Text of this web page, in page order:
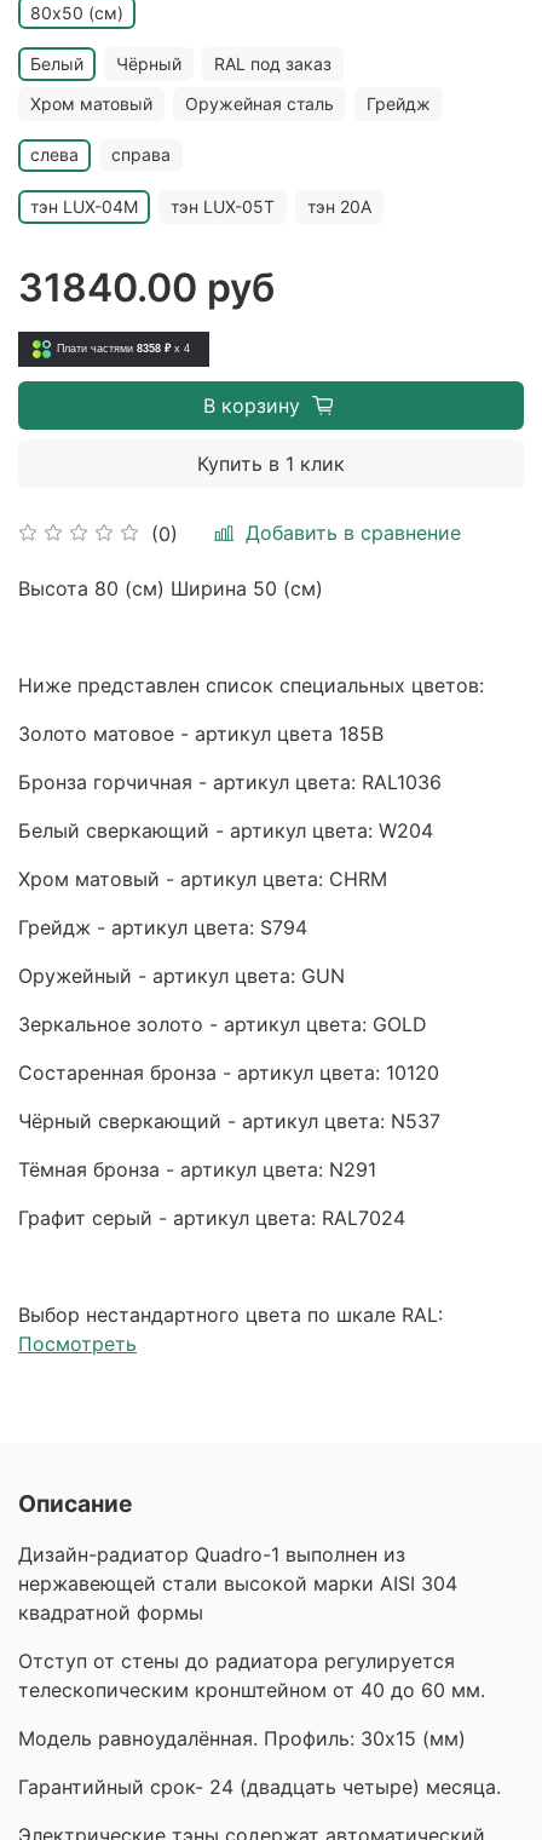
(0) Добавить в сравнение
80х50 (см)
Белый Чёрный
RAL под заказ
Хром матовый
Оружейная сталь Грейдж
слева справа
тэн LUX-04M тэн LUX-05T тэн 20A
31840.00 руб
Плати частями 8358 ₽ x 4
В корзину
Купить в 1 клик
Высота 80 (см) Ширина 50 (см)
Ниже представлен список специальных цветов:
Золото матовое - артикул цвета 185B
Бронза горчичная - артикул цвета: RAL1036
Белый сверкающий - артикул цвета: W204
Хром матовый - артикул цвета: CHRM
Грейдж - артикул цвета: S794
Оружейный - артикул цвета: GUN
Зеркальное золото - артикул цвета: GOLD
Состаренная бронза - артикул цвета: 10120
Чёрный сверкающий - артикул цвета: N537
Тёмная бронза - артикул цвета: N291
Графит серый - артикул цвета: RAL7024
Выбор нестандартного цвета по шкале RAL:
Посмотреть
Описание
Дизайн-радиатор Quadro-1 выполнен из
нержавеющей стали высокой марки AISI 304
квадратной формы
Отступ от стены до радиатора регулируется
телескопическим кронштейном от 40 до 60 мм.
Модель равноудалённая. Профиль: 30х15 (мм)
Гарантийный срок- 24 (двадцать четыре) месяца.
Электрические тэны содержат автоматический